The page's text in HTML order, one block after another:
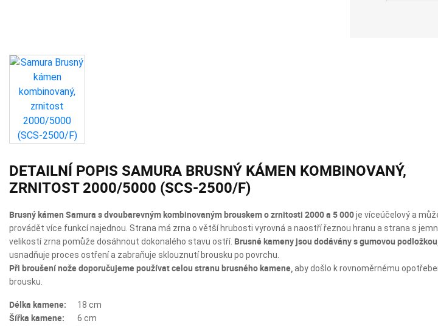
DETAILNÍ POPIS SAMURA BRUSNÝ KÁMEN KOMBINOVANÝ,
ZRNITOST 2000/5000 (SCS-2500/F)
Brusný kámen Samura s dvoubarevným kombinovaným brouskem o zrnitosti 2000 a 5 000je víceúčelový a
provádět více funkcí najednou. Strana má zrna o větší hrubosti vyrovná a naostří řeznou hranu a strana s
velikostí zrna pomůže dosáhnout dokonalého stavu ostří. Brusné kameny jsou dodávány s gumovou
usnadňuje proces ostření a zabraňuje sklouznutí brousku po povrchu.
Při broušení nože doporučujeme používat celou stranu brusného kamene,aby došlo k rovnoměrnému
brousku.
Délka kamene: 18 cm
Šířka kamene: 6 cm